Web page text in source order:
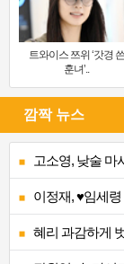
트와이스 쯔위 ‘갓경 쓴
훈녀’..
깜짝 뉴스
고소영, 낮술 마
이정재, ♥임세
혜리 과감하게